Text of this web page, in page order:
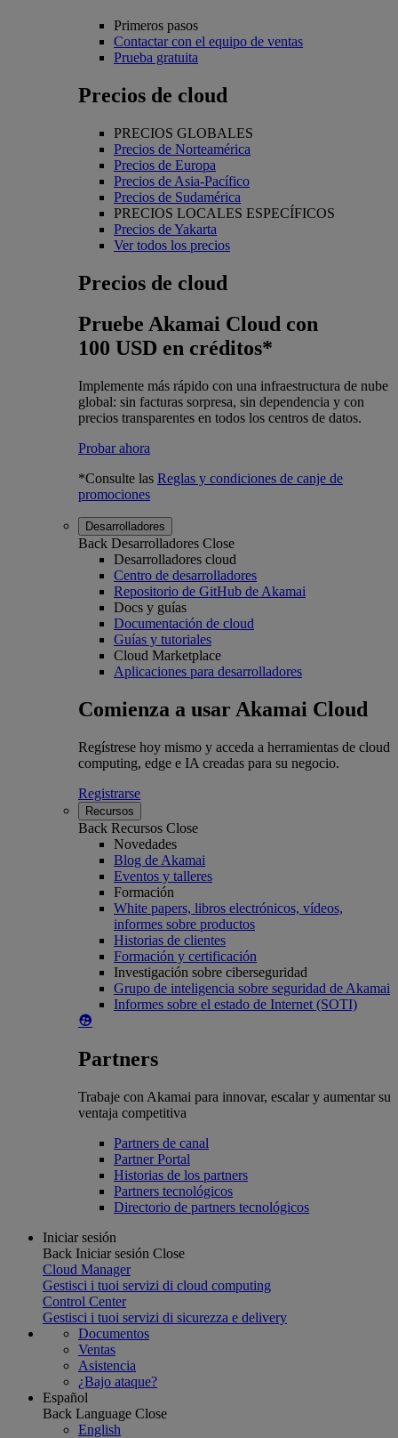
Primeros pasos
Contactar con el equipo de ventas
Prueba gratuita
Precios de cloud
PRECIOS GLOBALES
Precios de Norteamérica
Precios de Europa
Precios de Asia-Pacífico
Precios de Sudamérica
PRECIOS LOCALES ESPECÍFICOS
Precios de Yakarta
Ver todos los precios
Precios de cloud
Pruebe Akamai Cloud con
100 USD en créditos*
Implemente más rápido con una infraestructura de nube
global: sin facturas sorpresa, sin dependencia y con
precios transparentes en todos los centros de datos.
Probar ahora
*Consulte las Reglas y condiciones de canje de
promociones
Desarrolladores
Back Desarrolladores Close
Desarrolladores cloud
Centro de desarrolladores
Repositorio de GitHub de Akamai
Docs y guías
Documentación de cloud
Guías y tutoriales
Cloud Marketplace
Aplicaciones para desarrolladores
Comienza a usar Akamai Cloud
Regístrese hoy mismo y acceda a herramientas de cloud
computing, edge e IA creadas para su negocio.
Registrarse
Recursos
Back Recursos Close
Novedades
Blog de Akamai
Eventos y talleres
Formación
White papers, libros electrónicos, vídeos,
informes sobre productos
Historias de clientes
Formación y certificación
Investigación sobre ciberseguridad
Grupo de inteligencia sobre seguridad de Akamai
Informes sobre el estado de Internet (SOTI)
Partners
Trabaje con Akamai para innovar, escalar y aumentar su
ventaja competitiva
Partners de canal
Partner Portal
Historias de los partners
Partners tecnológicos
Directorio de partners tecnológicos
Iniciar sesión
Back Iniciar sesión Close
Cloud Manager
Gestisci i tuoi servizi di cloud computing
Control Center
Gestisci i tuoi servizi di sicurezza e delivery
Documentos
Ventas
Asistencia
¿Bajo ataque?
Español
Back Language Close
English